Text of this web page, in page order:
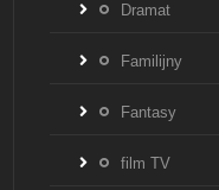
Dramat
Familijny
Fantasy
film TV